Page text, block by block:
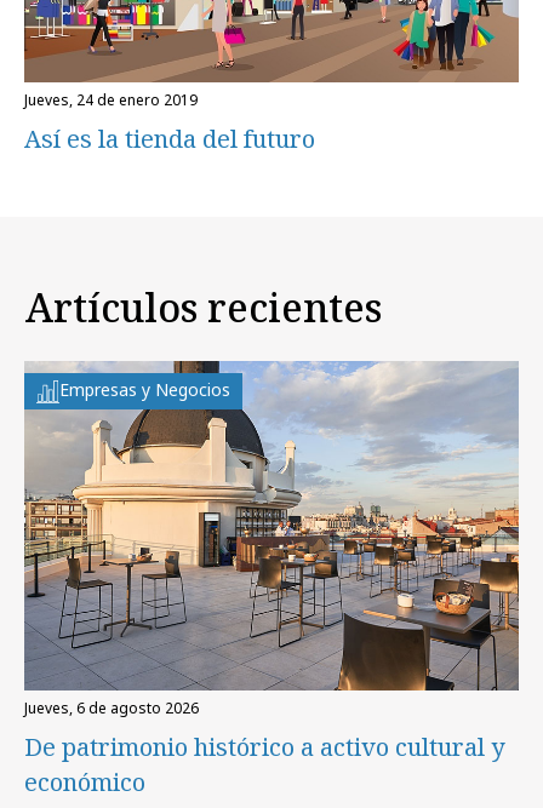
jueves, 24 de enero 2019
Así es la tienda del futuro
Artículos recientes
Empresas y Negocios
jueves, 6 de agosto 2026
De patrimonio histórico a activo cultural y
económico